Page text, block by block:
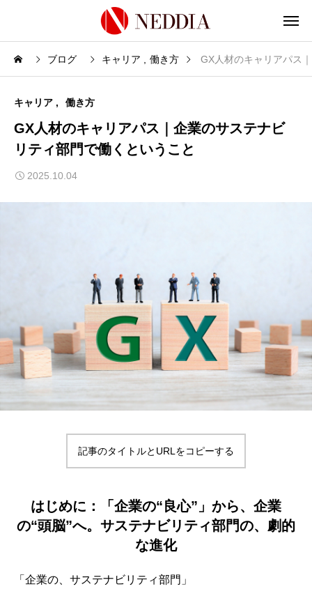
ブログ キャリア 働き方 GX人材のキャリアパス
キャリア 働き方
GX人材のキャリアパス｜企業のサステナビ
リティ部門で働くということ
2025.10.04
記事のタイトルとURLをコピーする
はじめに：「企業の“良心”」から、企業
の“頭脳”へ。サステナビリティ部門の、劇的
な進化
「企業の、サステナビリティ部門」